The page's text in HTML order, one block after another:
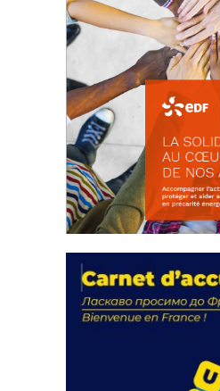
actions
18 septembre 2023
FEUILLETER